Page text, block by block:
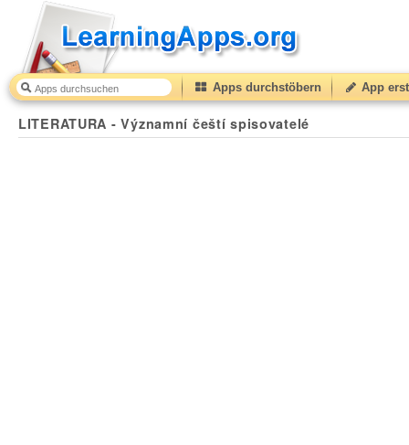
Apps durchstöbern App
LITERATURA - Významní čeští spisovatelé